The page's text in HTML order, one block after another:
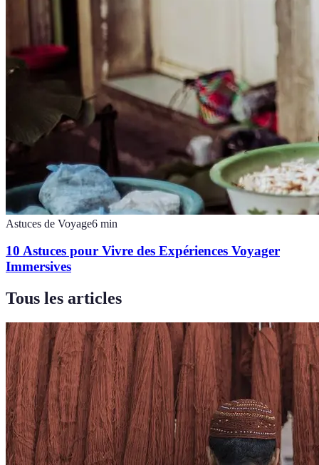
Astuces de Voyage6 min
10 Astuces pour Vivre des Expériences Voyager
Immersives
Tous les articles